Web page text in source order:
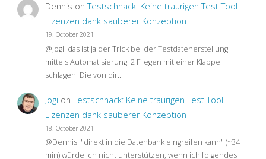
Dennis onTestschnack: Keine traurigen Test Tool
Lizenzen dank sauberer Konzeption
19. October 2021
@Jogi: das ist ja der Trick bei der Testdatenerstellung
mittels Automatisierung: 2 Fliegen mit einer Klappe
schlagen. Die von dir…
Jogi onTestschnack: Keine traurigen Test Tool
Lizenzen dank sauberer Konzeption
18. October 2021
@Dennis: "direkt in die Datenbank eingreifen kann" (~34
min) würde ich nicht unterstützen, wenn ich folgendes